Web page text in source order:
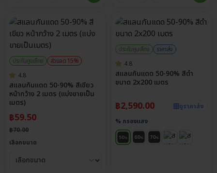
ประกันศูนย์ไทย
ส่วนลด 15%
4.8
สแลนกันแดด 50-90% สีเขียว
หน้ากว้าง 2 เมตร (แบ่งขายเป็น
เมตร)
฿59.50
฿70.00
เลือกขนาด
ประกันศูนย์ไทย
ราคาส่ง
4.8
สแลนกันแดด 50-90% สีดำ
ขนาด 2x200 เมตร
฿2,590.00
ดูราคาส่ง
% กรองแสง